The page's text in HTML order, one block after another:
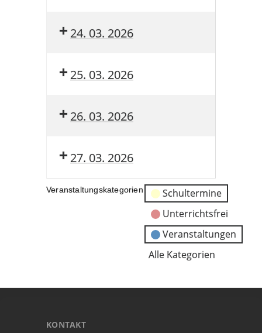
24. 03. 2026
25. 03. 2026
26. 03. 2026
27. 03. 2026
Veranstaltungskategorien
Schultermine
Unterrichtsfrei
Veranstaltungen
Alle Kategorien
KONTAKT